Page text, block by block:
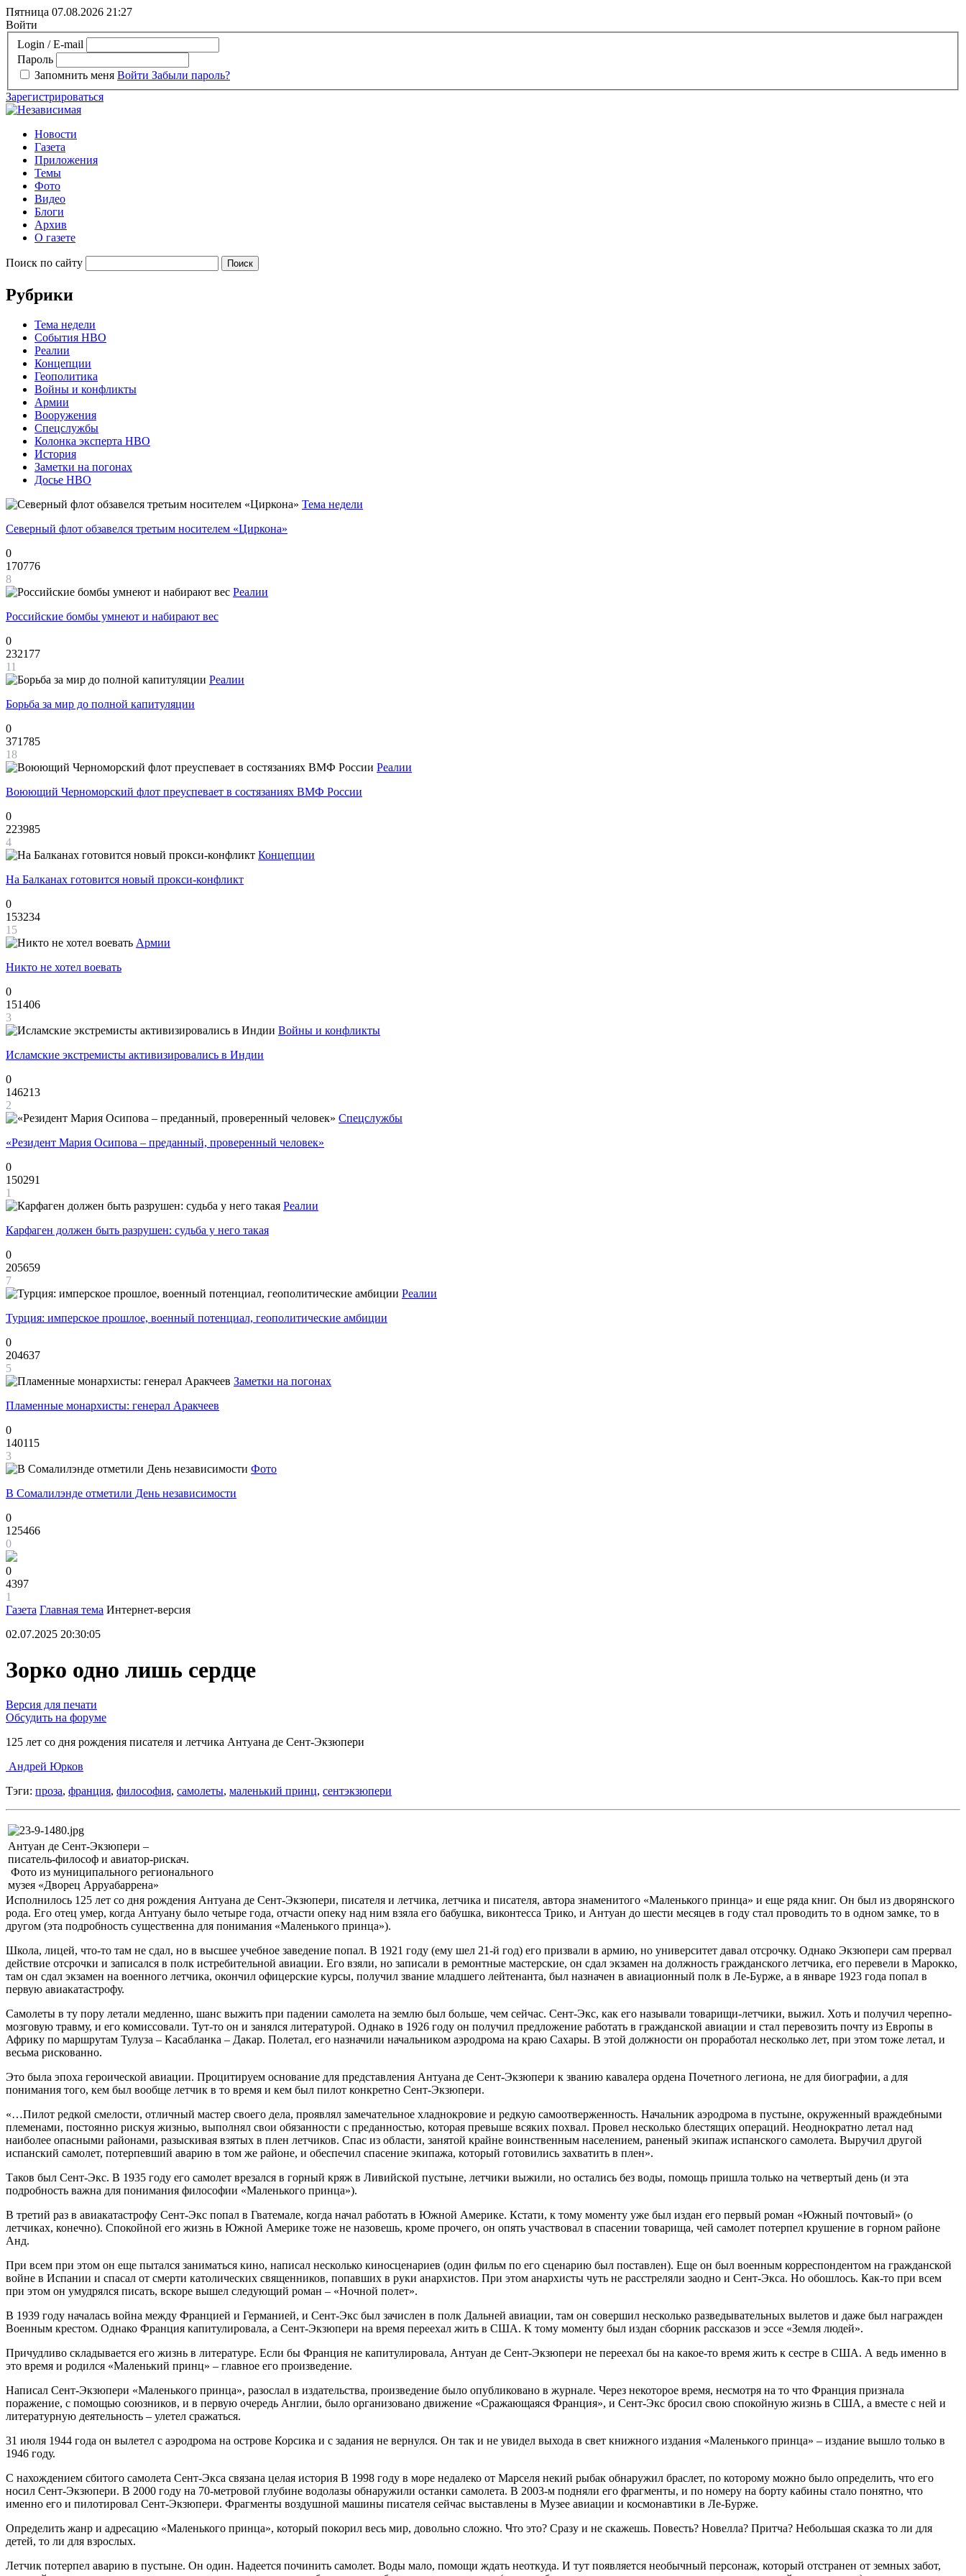
Пятница 07.08.2026 21:27
Войти
Login / E-mail
Пароль
Запомнить меня Войти Забыли пароль?
Зарегистрироваться
Новости
Газета
Приложения
Темы
Фото
Видео
Блоги
Архив
О газете
Поиск по сайту
Рубрики
Тема недели
События НВО
Реалии
Концепции
Геополитика
Войны и конфликты
Армии
Вооружения
Спецслужбы
Колонка эксперта НВО
История
Заметки на погонах
Досье НВО
Тема недели
Северный флот обзавелся третьим носителем «Циркона»
0
170776
8
Реалии
Российские бомбы умнеют и набирают вес
0
232177
11
Реалии
Борьба за мир до полной капитуляции
0
371785
18
Реалии
Воюющий Черноморский флот преуспевает в состязаниях ВМФ России
0
223985
4
Концепции
На Балканах готовится новый прокси-конфликт
0
153234
15
Армии
Никто не хотел воевать
0
151406
3
Войны и конфликты
Исламские экстремисты активизировались в Индии
0
146213
2
Спецслужбы
«Резидент Мария Осипова – преданный, проверенный человек»
0
150291
1
Реалии
Карфаген должен быть разрушен: судьба у него такая
0
205659
7
Реалии
Турция: имперское прошлое, военный потенциал, геополитические амбиции
0
204637
5
Заметки на погонах
Пламенные монархисты: генерал Аракчеев
0
140115
3
Фото
В Сомалилэнде отметили День независимости
0
125466
0
0
4397
1
Газета Главная тема Интернет-версия
02.07.2025 20:30:05
Зорко одно лишь сердце
Версия для печати
Обсудить на форуме
125 лет со дня рождения писателя и летчика Антуана де Сент-Экзюпери
Андрей Юрков
Тэги: проза, франция, философия, самолеты, маленький принц, сентэкзюпери
Антуан де Сент-Экзюпери –
писатель-философ и авиатор-рискач.
Фото из муниципального регионального
музея «Дворец Арруабаррена»
Исполнилось 125 лет со дня рождения Антуана де Сент-Экзюпери, писателя и летчика, летчика и писателя, автора знаменитого «Маленького принца» и еще ряда книг. Он был из дворянского
рода. Его отец умер, когда Антуану было четыре года, отчасти опеку над ним взяла его бабушка, виконтесса Трико, и Антуан до шести месяцев в году стал проводить то в одном замке, то в
другом (эта подробность существенна для понимания «Маленького принца»).
Школа, лицей, что-то там не сдал, но в высшее учебное заведение попал. В 1921 году (ему шел 21-й год) его призвали в армию, но университет давал отсрочку. Однако Экзюпери сам прервал
действие отсрочки и записался в полк истребительной авиации. Его взяли, но записали в ремонтные мастерские, он сдал экзамен на должность гражданского летчика, его перевели в Марокко,
там он сдал экзамен на военного летчика, окончил офицерские курсы, получил звание младшего лейтенанта, был назначен в авиационный полк в Ле-Бурже, а в январе 1923 года попал в
первую авиакатастрофу.
Cамолеты в ту пору летали медленно, шанс выжить при падении самолета на землю был больше, чем сейчас. Сент-Экс, как его называли товарищи-летчики, выжил. Хоть и получил черепно-
мозговую травму, и его комиссовали. Тут-то он и занялся литературой. Однако в 1926 году он получил предложение работать в гражданской авиации и стал перевозить почту из Европы в
Африку по маршрутам Тулуза – Касабланка – Дакар. Полетал, его назначили начальником аэродрома на краю Сахары. В этой должности он проработал несколько лет, при этом тоже летал, и
весьма рискованно.
Это была эпоха героической авиации. Процитируем основание для представления Антуана де Сент-Экзюпери к званию кавалера ордена Почетного легиона, не для биографии, а для
понимания того, кем был вообще летчик в то время и кем был пилот конкретно Сент-Экзюпери.
«…Пилот редкой смелости, отличный мастер своего дела, проявлял замечательное хладнокровие и редкую самоотверженность. Начальник аэродрома в пустыне, окруженный враждебными
племенами, постоянно рискуя жизнью, выполнял свои обязанности с преданностью, которая превыше всяких похвал. Провел несколько блестящих операций. Неоднократно летал над
наиболее опасными районами, разыскивая взятых в плен летчиков. Спас из области, занятой крайне воинственным населением, раненый экипаж испанского самолета. Выручил другой
испанский самолет, потерпевший аварию в том же районе, и обеспечил спасение экипажа, который готовились захватить в плен».
Таков был Сент-Экс. В 1935 году его самолет врезался в горный кряж в Ливийской пустыне, летчики выжили, но остались без воды, помощь пришла только на четвертый день (и эта
подробность важна для понимания философии «Маленького принца»).
В третий раз в авиакатастрофу Сент-Экс попал в Гватемале, когда начал работать в Южной Америке. Кстати, к тому моменту уже был издан его первый роман «Южный почтовый» (о
летчиках, конечно). Спокойной его жизнь в Южной Америке тоже не назовешь, кроме прочего, он опять участвовал в спасении товарища, чей самолет потерпел крушение в горном районе
Анд.
При всем при этом он еще пытался заниматься кино, написал несколько киносценариев (один фильм по его сценарию был поставлен). Еще он был военным корреспондентом на гражданской
войне в Испании и спасал от смерти католических священников, попавших в руки анархистов. При этом анархисты чуть не расстреляли заодно и Сент-Экса. Но обошлось. Как-то при всем
при этом он умудрялся писать, вскоре вышел следующий роман – «Ночной полет».
В 1939 году началась война между Францией и Германией, и Сент-Экс был зачислен в полк Дальней авиации, там он совершил несколько разведывательных вылетов и даже был награжден
Военным крестом. Однако Франция капитулировала, а Сент-Экзюпери на время переехал жить в США. К тому моменту был издан сборник рассказов и эссе «Земля людей».
Причудливо складывается его жизнь в литературе. Если бы Франция не капитулировала, Антуан де Сент-Экзюпери не переехал бы на какое-то время жить к сестре в США. А ведь именно в
это время и родился «Маленький принц» – главное его произведение.
Написал Сент-Экзюпери «Маленького принца», разослал в издательства, произведение было опубликовано в журнале. Через некоторое время, несмотря на то что Франция признала
поражение, с помощью союзников, и в первую очередь Англии, было организовано движение «Сражающаяся Франция», и Сент-Экс бросил свою спокойную жизнь в США, а вместе с ней и
литературную деятельность – улетел сражаться.
31 июля 1944 года он вылетел с аэродрома на острове Корсика и с задания не вернулся. Он так и не увидел выхода в свет книжного издания «Маленького принца» – издание вышло только в
1946 году.
С нахождением сбитого самолета Сент-Экса связана целая история В 1998 году в море недалеко от Марселя некий рыбак обнаружил браслет, по которому можно было определить, что его
носил Сент-Экзюпери. В 2000 году на 70-метровой глубине водолазы обнаружили останки самолета. В 2003-м подняли его фрагменты, и по номеру на борту кабины стало понятно, что
именно его и пилотировал Сент-Экзюпери. Фрагменты воздушной машины писателя сейчас выставлены в Музее авиации и космонавтики в Ле-Бурже.
Определить жанр и адресацию «Маленького принца», который покорил весь мир, довольно сложно. Что это? Сразу и не скажешь. Повесть? Новелла? Притча? Небольшая сказка то ли для
детей, то ли для взрослых.
Летчик потерпел аварию в пустыне. Он один. Надеется починить самолет. Воды мало, помощи ждать неоткуда. И тут появляется необычный персонаж, который отстранен от земных забот,